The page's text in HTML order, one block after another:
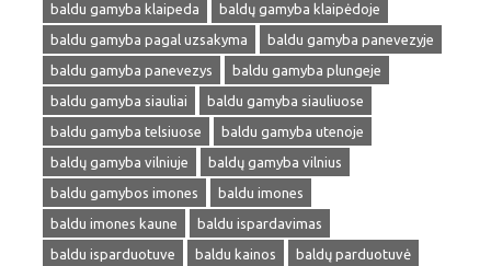
baldu gamyba klaipeda
baldų gamyba klaipėdoje
baldu gamyba pagal uzsakyma
baldu gamyba panevezyje
baldu gamyba panevezys
baldu gamyba plungeje
baldu gamyba siauliai
baldu gamyba siauliuose
baldu gamyba telsiuose
baldu gamyba utenoje
baldų gamyba vilniuje
baldų gamyba vilnius
baldu gamybos imones
baldu imones
baldu imones kaune
baldu ispardavimas
baldu isparduotuve
baldu kainos
baldų parduotuvė